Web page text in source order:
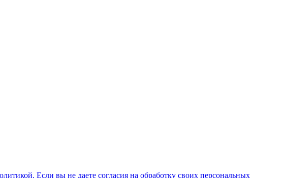
Если вы не даете согласия на обработку своих персональных